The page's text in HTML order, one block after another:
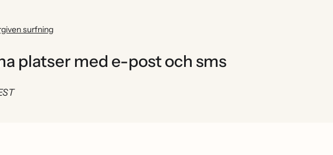
surfning
platser med e-post och sms